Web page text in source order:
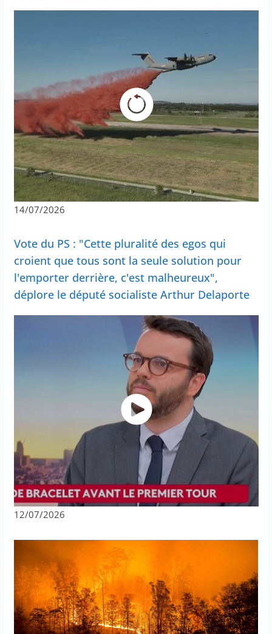
14/07/2026
Vote du PS : "Cette pluralité des egos qui
croient que tous sont la seule solution pour
l'emporter derrière, c'est malheureux",
déplore le député socialiste Arthur Delaporte
12/07/2026